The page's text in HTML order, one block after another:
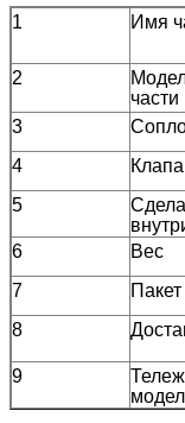
1
Имя
2
части
3
4
5
6 Вес
7
Пакет
8
9